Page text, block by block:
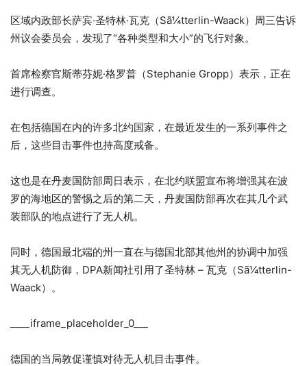
区域内政部长萨宾·圣特林·瓦克（Sã¼tterlin-Waack）周三告诉
州议会委员会，发现了“各种类型和大小”的飞行对象。
首席检察官斯蒂芬妮·格罗普（Stephanie Gropp）表示，正在
进行调查。
在包括德国在内的许多北约国家，在最近发生的一系列事件之
后，这些目击事件也持高度戒备。
这也是在丹麦国防部周日表示，在北约联盟宣布将增强其在波
罗的海地区的警惕之后的第二天，丹麦国防部再次在其几个武
装部队的地点进行了无人机。
同时，德国最北端的州一直在与德国北部其他州的协调中加强
其无人机防御，DPA新闻社引用了圣特林 – 瓦克（Sã¼tterlin-
Waack）。
____iframe_placeholder_0___
德国的当局敦促谨慎对待无人机目击事件。